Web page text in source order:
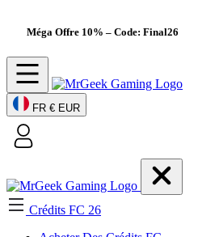
Méga Offre 10% – Code: Final26
FR € EUR
Crédits FC 26